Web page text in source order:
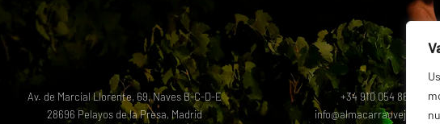
Av. de Marcial Llorente, 69, Naves B-C-D-E
28696 Pelayos de la Presa, Madrid
+34 910 054 864
info@almacarraovejas.com